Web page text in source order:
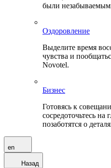
были
Оздоровление
Выделите время
чувства и
Novotel.
Бизнес
Готовясь к
сосредоточьтесь
позаботятся о
en
Назад